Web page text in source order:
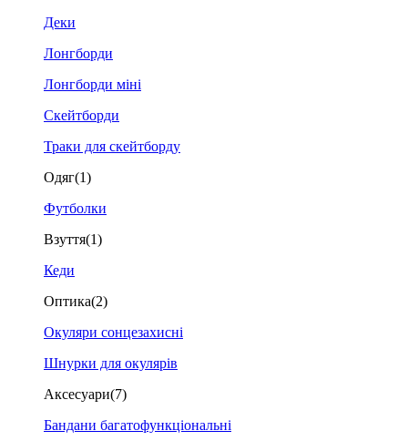
Деки
Лонгборди
Лонгборди міні
Скейтборди
Траки для скейтборду
Одяг(1)
Футболки
Взуття(1)
Кеди
Оптика(2)
Окуляри сонцезахисні
Шнурки для окулярів
Аксесуари(7)
Бандани багатофункціональні